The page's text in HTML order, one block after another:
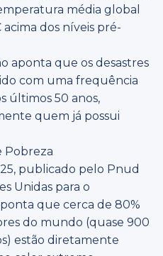
média global
acima dos níveis pré-
aponta que os desastres
com uma frequência
últimos 50 anos,
quem já possui
Pobreza
publicado pelo Pnud
Unidas para o
que cerca de 80%
do mundo (quase 900
estão diretamente